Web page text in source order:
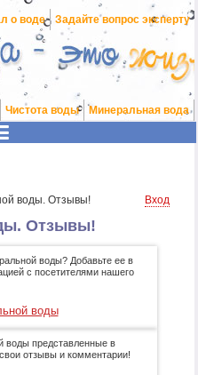
о воде Задайте вопрос эксперту
Чистота воды Минеральная вода
воды. Отзывы! Вход
Отзывы!
воды? Добавьте ее в
с посетителями нашего
воды
воды представленные в
отзывы и комментарии!